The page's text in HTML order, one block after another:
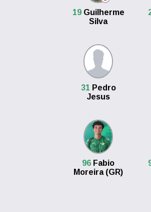
19Guilherme
Silva
31 Pedro
Jesus
96 Fabio
Moreira (GR)